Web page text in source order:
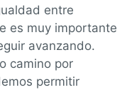
entre
es muy importante
avanzando.
camino por
permitir